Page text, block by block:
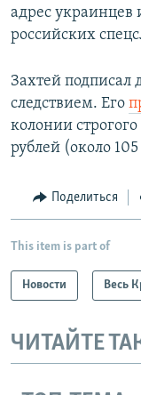
адрес
российских
Захтей подписал
следствием. Его
колонии
рублей (около
Поделиться
This item is part of
Новости Весь
ЧИТАЙТЕ